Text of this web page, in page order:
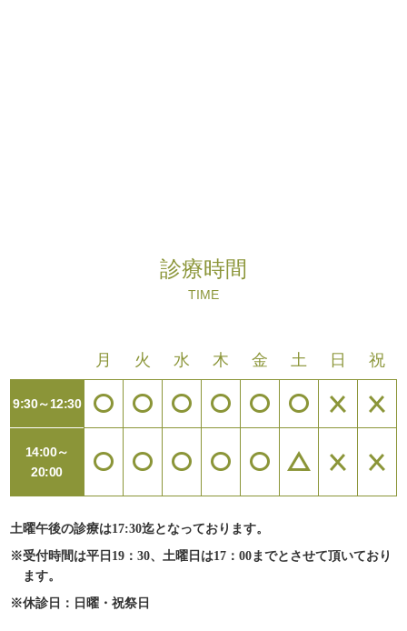
診療時間
TIME
月 火 水 木 金 土 日 祝
9:30～12:30
14:00～
20:00
土曜午後の診療は17:30迄となっております。
※受付時間は平日19：30、土曜日は17：00までとさせて頂いており
ます。
※休診日：日曜・祝祭日